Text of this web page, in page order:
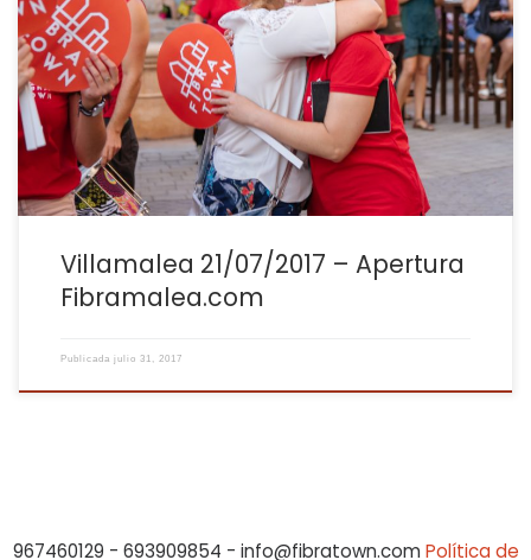
Hola vecinos, amigos, compañeros, así vivimos la apertura del
local fibramalea.com en Villamalea. El día 21 de Julio quisimos
preparar una fiesta de apertura que todos pudiésemos disfrutar,
porque cogemos con mucha fuerza y ganas este proyecto,
llevábamos mucho tiempo preparando todo, pero la última
semana fue la más divertida, […]
Villamalea 21/07/2017 – Apertura
Fibramalea.com
Publicada julio 31, 2017
967460129 - 693909854 - info@fibratown.com Política de